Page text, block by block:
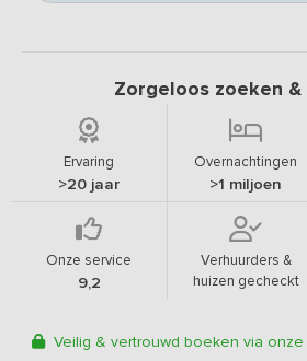
Zorgeloos zoeken &
Ervaring
>20 jaar
Overnachtingen
>1 miljoen
Onze service
9,2
Verhuurders &
huizen gecheckt
Veilig & vertrouwd boeken via